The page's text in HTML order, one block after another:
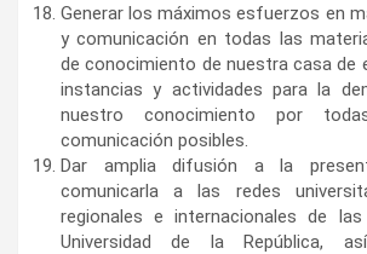
Generar los máximos esfuerzos en
y comunicación en todas las
de conocimiento de nuestra casa de
instancias y actividades para la
nuestro conocimiento por
comunicación posibles.
Dar amplia difusión a la
comunicarla a las redes
regionales e internacionales de
Universidad de la República,